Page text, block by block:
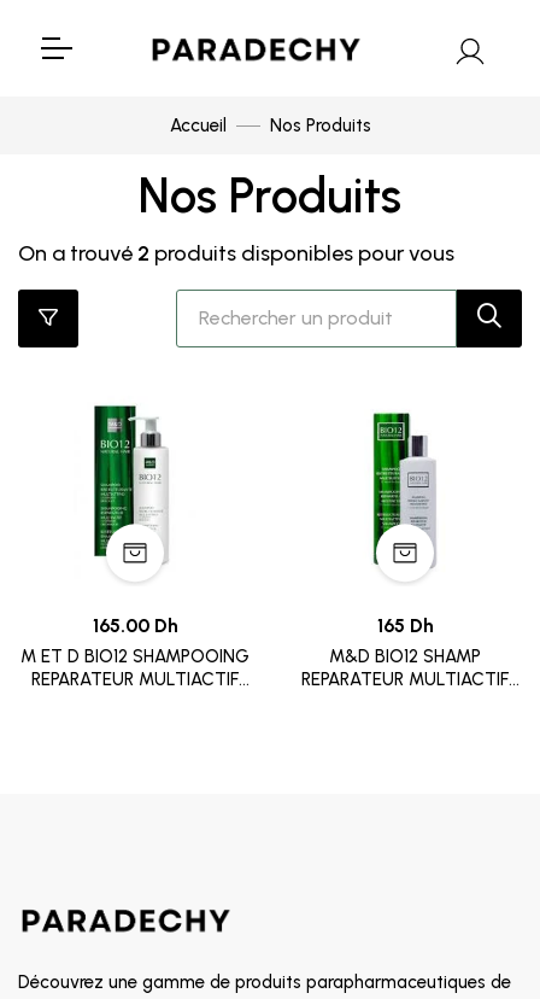
Accueil Nos Produits
Nos Produits
On a trouvé 2 produits disponibles pour vous
165.00 Dh
M ET D BIO12 SHAMPOOING
REPARATEUR MULTIACTIF
165 Dh
M&D BIO12 SHAMP
REPARATEUR MULTIACTIF
Découvrez une gamme de produits parapharmaceutiques de